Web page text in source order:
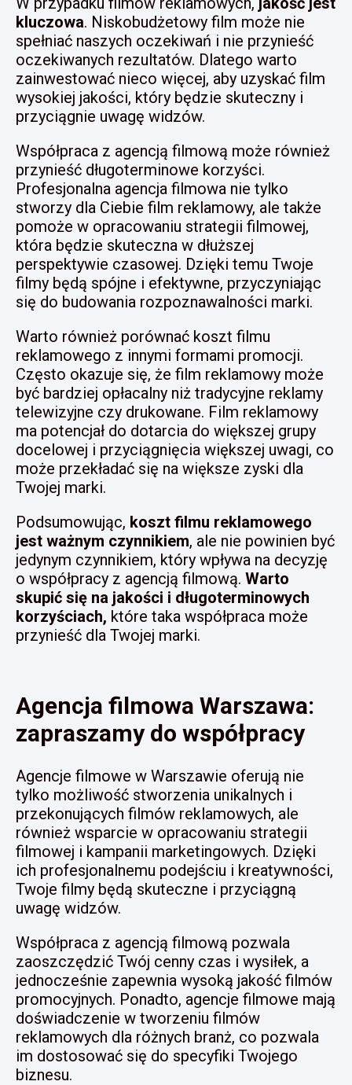
kluczowa. Niskobudżetowy film może nie
spełniać naszych oczekiwań i nie przynieść
oczekiwanych rezultatów. Dlatego warto
zainwestować nieco więcej, aby uzyskać film
wysokiej jakości, który będzie skuteczny i
przyciągnie uwagę widzów.
Współpraca z agencją filmową może również
przynieść długoterminowe korzyści.
Profesjonalna agencja filmowa nie tylko
stworzy dla Ciebie film reklamowy, ale także
pomoże w opracowaniu strategii filmowej,
która będzie skuteczna w dłuższej
perspektywie czasowej. Dzięki temu Twoje
filmy będą spójne i efektywne, przyczyniając
się do budowania rozpoznawalności marki.
Warto również porównać koszt filmu
reklamowego z innymi formami promocji.
Często okazuje się, że film reklamowy może
być bardziej opłacalny niż tradycyjne reklamy
telewizyjne czy drukowane. Film reklamowy
ma potencjał do dotarcia do większej grupy
docelowej i przyciągnięcia większej uwagi, co
może przekładać się na większe zyski dla
Twojej marki.
Podsumowując, koszt filmu reklamowego
jest ważnym czynnikiem, ale nie powinien być
jedynym czynnikiem, który wpływa na decyzję
o współpracy z agencją filmową. Warto
skupić się na jakości i długoterminowych
korzyściach, które taka współpraca może
przynieść dla Twojej marki.
Agencja filmowa Warszawa:
zapraszamy do współpracy
Agencje filmowe w Warszawie oferują nie
tylko możliwość stworzenia unikalnych i
przekonujących filmów reklamowych, ale
również wsparcie w opracowaniu strategii
filmowej i kampanii marketingowych. Dzięki
ich profesjonalnemu podejściu i kreatywności,
Twoje filmy będą skuteczne i przyciągną
uwagę widzów.
Współpraca z agencją filmową pozwala
zaoszczędzić Twój cenny czas i wysiłek, a
jednocześnie zapewnia wysoką jakość filmów
promocyjnych. Ponadto, agencje filmowe mają
doświadczenie w tworzeniu filmów
reklamowych dla różnych branż, co pozwala
im dostosować się do specyfiki Twojego
biznesu.